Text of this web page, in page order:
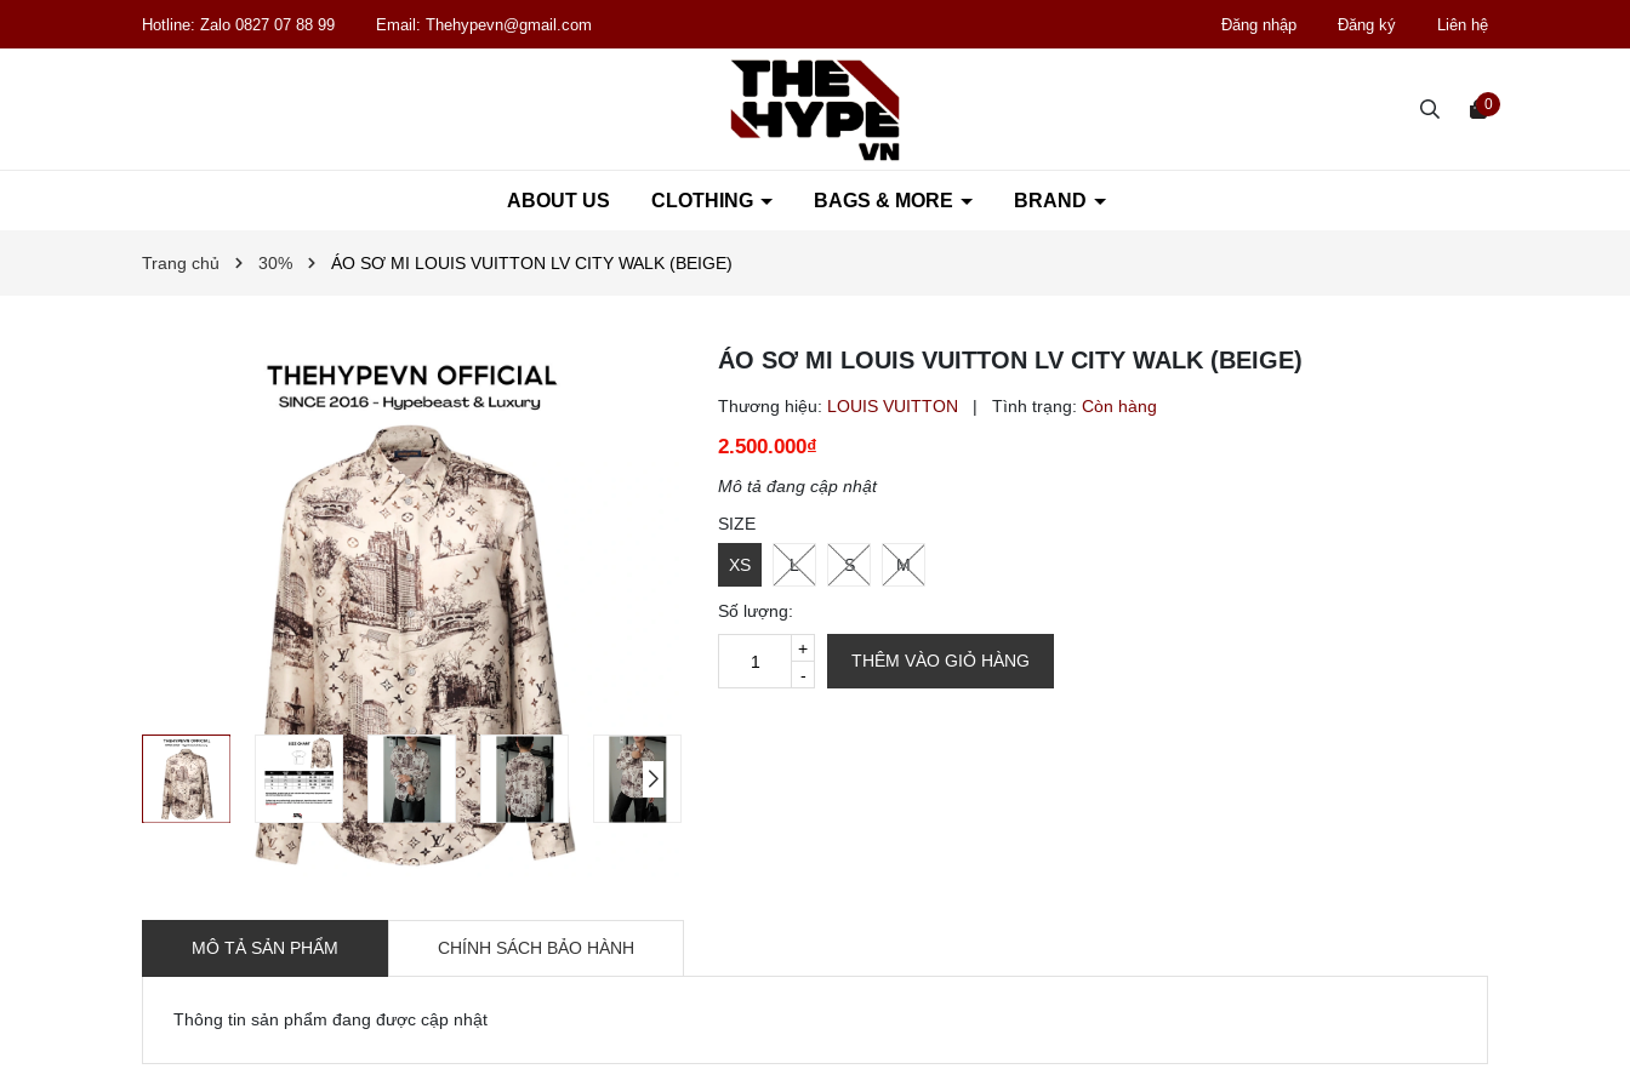
Hotline: Zalo 0827 07 88 99 Email: Thehypevn@gmail.com Đăng nhập Đăng ký Liên hệ
ABOUT US CLOTHING BAGS & MORE BRAND
0
Trang chủ 30% ÁO SƠ MI LOUIS VUITTON LV CITY WALK (BEIGE)
ÁO SƠ MI LOUIS VUITTON LV CITY WALK (BEIGE)
Thương hiệu: LOUIS VUITTON | Tình trạng: Còn hàng
2.500.000₫
Mô tả đang cập nhật
SIZE
XS L S M
Số lượng:
-
+
THÊM VÀO GIỎ HÀNG
MÔ TẢ SẢN PHẨM CHÍNH SÁCH BẢO HÀNH
Thông tin sản phẩm đang được cập nhật